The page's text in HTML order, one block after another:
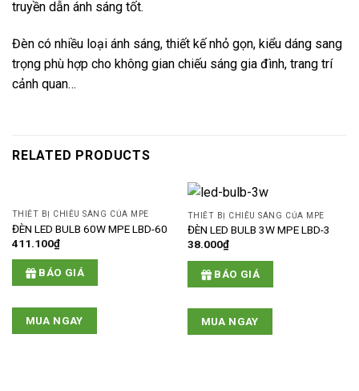
truyền dẫn ánh sáng tốt.
Đèn có nhiều loại ánh sáng, thiết kế nhỏ gọn, kiểu dáng sang
trọng phù hợp cho không gian chiếu sáng gia đình, trang trí
cảnh quan…
RELATED PRODUCTS
THIẾT BỊ CHIẾU SÁNG CỦA MPE
ĐÈN LED BULB 60W MPE LBD-60
411.100₫
BÁO GIÁ
MUA NGAY
THIẾT BỊ CHIẾU SÁNG CỦA MPE
ĐÈN LED BULB 3W MPE LBD-3
38.000₫
BÁO GIÁ
MUA NGAY